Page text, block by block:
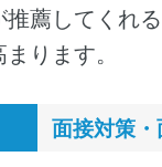
推薦してくれ
ります。
面接対策